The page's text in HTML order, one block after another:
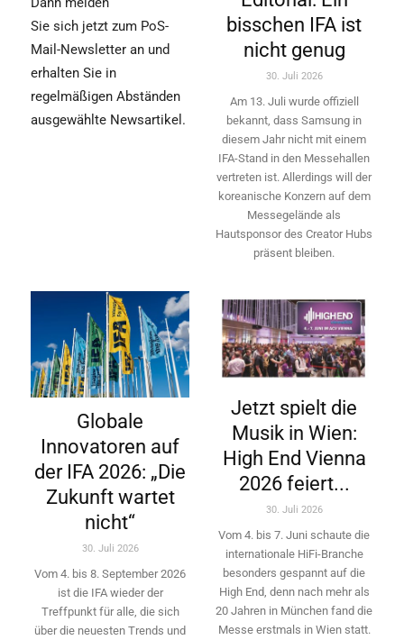
Sie sich jetzt zum PoS-
Mail-Newsletter an und
erhalten Sie in
regelmäßigen Abständen
ausgewählte Newsartikel.
bisschen IFA ist
nicht genug
30. Juli 2026
Am 13. Juli wurde offiziell
bekannt, dass Samsung in
diesem Jahr nicht mit einem
IFA-Stand in den Messehallen
vertreten ist. Allerdings will ­der
koreanische Konzern auf dem
Messegelände als
Hautsponsor des Creator Hubs
präsent bleiben.
Globale
Innovatoren auf
der IFA 2026: „Die
Zukunft wartet
nicht“
30. Juli 2026
Vom 4. bis 8. September 2026
ist die IFA wieder der
Treffpunkt für alle, die sich
über die neuesten Trends und
Jetzt spielt die
Musik in Wien:
High End Vienna
2026 feiert...
30. Juli 2026
Vom 4. bis 7. Juni schaute die
internationale HiFi-Branche
besonders gespannt auf die
High End, denn nach mehr als
20 Jahren in München fand die
Messe erstmals in Wien statt.